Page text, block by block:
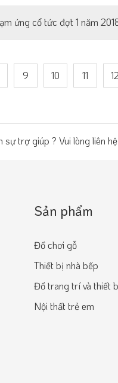
ứng cổ tức đợt 1 năm
9 10 11 12
sự trợ giúp ? Vui lòng liên
Sản phẩm
Đồ chơi gỗ
Thiết bị nhà bếp
Đồ trang trí và thiết
Nội thất trẻ em